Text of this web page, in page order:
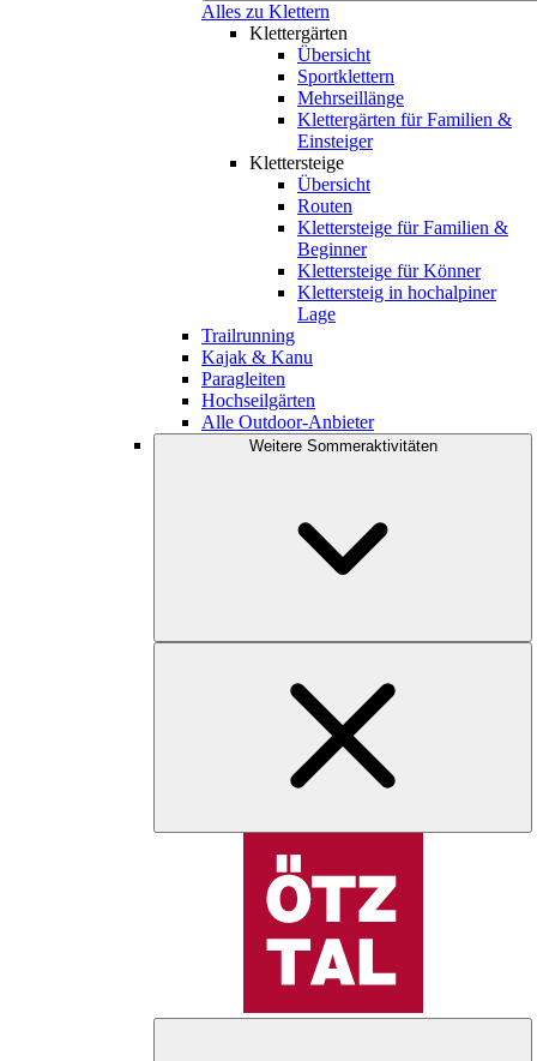
Alles zu Klettern
Klettergärten
Übersicht
Sportklettern
Mehrseillänge
Klettergärten für Familien &
Einsteiger
Klettersteige
Übersicht
Routen
Klettersteige für Familien &
Beginner
Klettersteige für Könner
Klettersteig in hochalpiner
Lage
Trailrunning
Kajak & Kanu
Paragleiten
Hochseilgärten
Alle Outdoor-Anbieter
Weitere Sommeraktivitäten